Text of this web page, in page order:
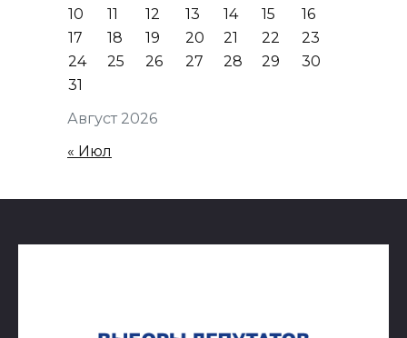
Август 2026
10
11 12 13 14 15
16
17
18 19 20 21 22
23
24
25 26 27 28 29
30
31
« Июл